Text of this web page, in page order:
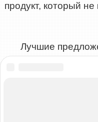
продукт, который не
Лучшие